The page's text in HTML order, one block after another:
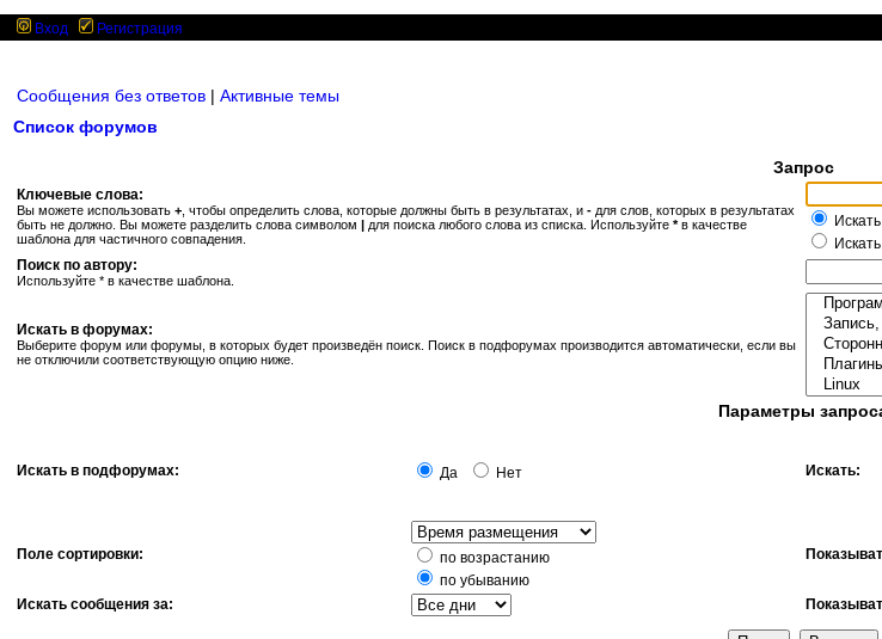
Вход Регистрация
Сообщения без ответов | Активные темы
Список форумов
Запрос
Ключевые слова:
Вы можете использовать + , чтобы определить слова, которые должны быть в результатах, и - для слов, которых в результатах
быть не должно. Вы можете разделить слова символом | для поиска любого слова из списка. Используйте *в качестве
шаблона для частичного совпадения.
Поиск по автору:
Используйте * в качестве шаблона.
Искать в форумах:
Выберите форум или форумы, в которых будет произведён поиск. Поиск в подфорумах производится автоматически, если вы
не отключили соответствующую опцию ниже.
Параметры
Искать в подфорумах: Да Нет Искать:
Поле сортировки:
по возрастанию
по убыванию
Искать сообщения за: